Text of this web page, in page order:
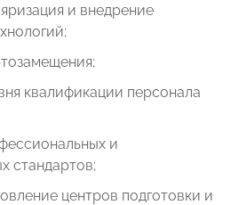
и внедрение
квалификации персонала
и
стандартов;
центров подготовки и